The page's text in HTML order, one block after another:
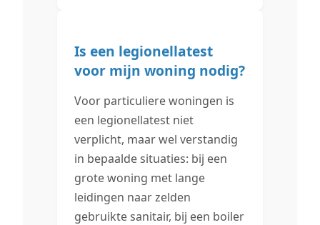
Is een legionellatest
voor mijn woning nodig?
Voor particuliere woningen is
een legionellatest niet
verplicht, maar wel verstandig
in bepaalde situaties: bij een
grote woning met lange
leidingen naar zelden
gebruikte sanitair, bij een boiler